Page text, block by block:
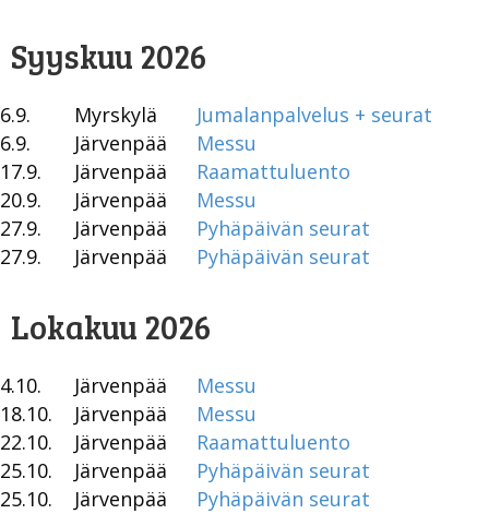
Syyskuu 2026
6.9. Myrskylä
Jumalanpalvelus + seurat
6.9.
Järvenpää
Messu
17.9.
Järvenpää
Raamattuluento
20.9.
Järvenpää
Messu
27.9.
Järvenpää
Pyhäpäivän seurat
27.9.
Järvenpää Pyhäpäivän seurat
Lokakuu 2026
4.10. Järvenpää
Messu
18.10.
Järvenpää
Messu
22.10.
Järvenpää
Raamattuluento
25.10.
Järvenpää
Pyhäpäivän seurat
25.10.
Järvenpää Pyhäpäivän seurat